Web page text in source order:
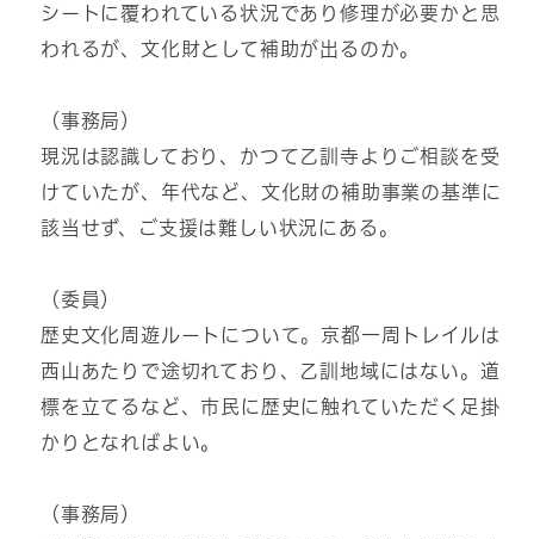
シートに覆われている状況であり修理が必要かと思
われるが、文化財として補助が出るのか。
（事務局）
現況は認識しており、かつて乙訓寺よりご相談を受
けていたが、年代など、文化財の補助事業の基準に
該当せず、ご支援は難しい状況にある。
（委員）
歴史文化周遊ルートについて。京都一周トレイルは
西山あたりで途切れており、乙訓地域にはない。道
標を立てるなど、市民に歴史に触れていただく足掛
かりとなればよい。
（事務局）